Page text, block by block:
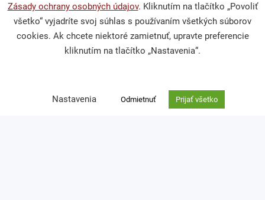
Občianska spoločnosť
Publikácie a mediálne výstupy
Zásady ochrany osobných údajov. Kliknutím na tlačítko „Povoliť
všetko“ vyjadríte svoj súhlas s používaním všetkých súborov
cookies. Ak chcete niektoré zamietnuť, upravte preferencie
kliknutím na tlačítko „Nastavenia“.
Nastavenia Odmietnuť Prijať všetko